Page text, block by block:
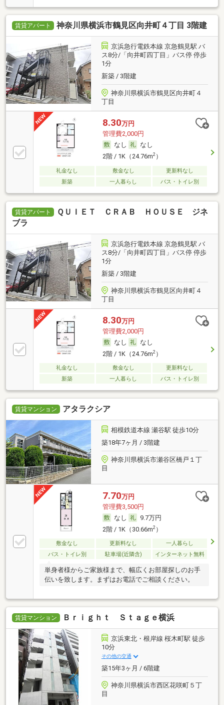
賃貸アパート 神奈川県横浜市鶴見区向井町４丁目 3階建
京浜急行電鉄本線 京急鶴見駅 バ
ス8分/「向井町四丁目」バス停 停歩
1分
新築 / 3階建
神奈川県横浜市鶴見区向井町４
丁目
8.30万円
管理費2,000円
なし
なし
2階 / 1K（24.76m2）
礼金なし 敷金なし
更新料なし
新築
一人暮らし バス・トイレ別
賃貸アパート
ＱＵＩＥＴ ＣＲＡＢ ＨＯＵＳＥ ジネ
ブラ
京浜急行電鉄本線 京急鶴見駅 バ
ス8分/「向井町四丁目」バス停 停歩
1分
新築 / 3階建
神奈川県横浜市鶴見区向井町４
丁目
8.30万円
管理費2,000円
なし
なし
2階 / 1K（24.76m2）
礼金なし 敷金なし
更新料なし
新築
一人暮らし バス・トイレ別
賃貸マンション アタラクシア
相模鉄道本線 瀬谷駅 徒歩10分
築18年7ヶ月 / 3階建
神奈川県横浜市瀬谷区橋戸１丁
目
7.70万円
管理費3,500円
なし
9.7万円
2階 / 1K（30.66m2）
敷金なし 更新料なし
一人暮らし
バス・トイレ別
駐車場(近隣含) インターネット無料
単身者様からご家族様まで、幅広くお部屋探しのお手
伝いを致します。まずはお電話でご相談ください。
賃貸マンション Ｂｒｉｇｈｔ Ｓｔａｇｅ横浜
京浜東北・根岸線 桜木町駅 徒歩
10分
その他の交通
築15年3ヶ月 / 6階建
神奈川県横浜市西区花咲町５丁
目